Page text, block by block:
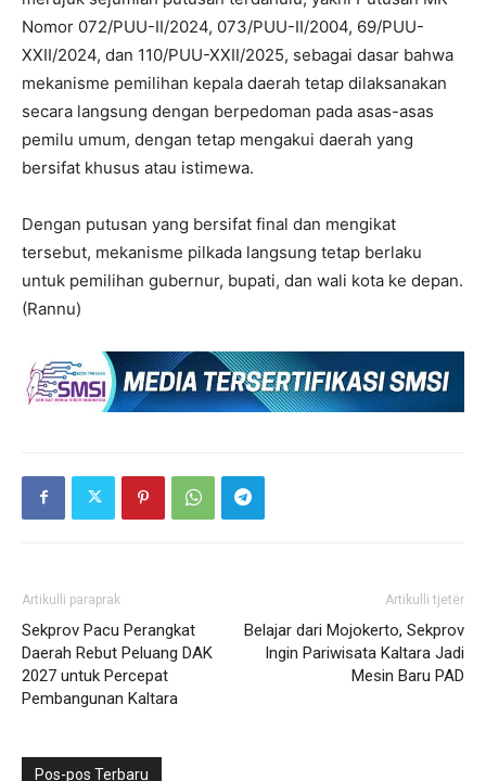
Nomor 072/PUU-II/2024, 073/PUU-II/2004, 69/PUU-
XXII/2024, dan 110/PUU-XXII/2025, sebagai dasar bahwa
mekanisme pemilihan kepala daerah tetap dilaksanakan
secara langsung dengan berpedoman pada asas-asas
pemilu umum, dengan tetap mengakui daerah yang
bersifat khusus atau istimewa.
Dengan putusan yang bersifat final dan mengikat
tersebut, mekanisme pilkada langsung tetap berlaku
untuk pemilihan gubernur, bupati, dan wali kota ke depan.
(Rannu)
Artikulli paraprak
Sekprov Pacu Perangkat
Daerah Rebut Peluang DAK
2027 untuk Percepat
Pembangunan Kaltara
Artikulli tjetër
Belajar dari Mojokerto, Sekprov
Ingin Pariwisata Kaltara Jadi
Mesin Baru PAD
Pos-pos Terbaru